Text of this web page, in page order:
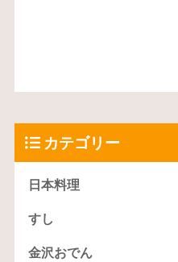
カテゴリー
日本料理
すし
金沢おでん